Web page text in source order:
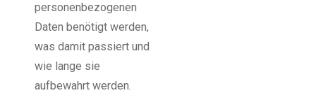
personenbezogenen
Daten benötigt werden,
was damit passiert und
wie lange sie
aufbewahrt werden.